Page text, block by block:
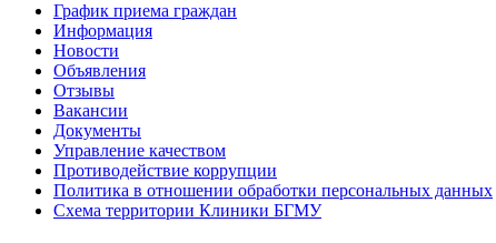
График приема граждан
Информация
Новости
Объявления
Отзывы
Вакансии
Документы
Управление качеством
Противодействие коррупции
Политика в отношении обработки персональных данных
Схема территории Клиники БГМУ